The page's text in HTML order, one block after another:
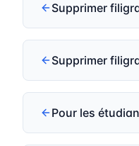
Supprimer
Supprimer
Pour les